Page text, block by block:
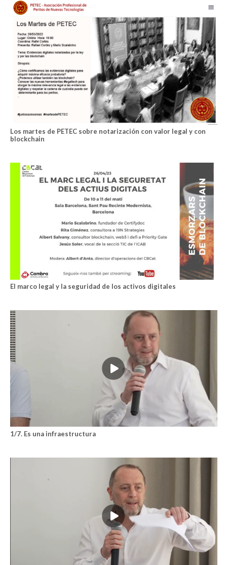
Los martes de PETEC sobre notarización con valor legal y con
blockchain
El marco legal y la seguridad de los activos digitales
1/7. Es una infraestructura